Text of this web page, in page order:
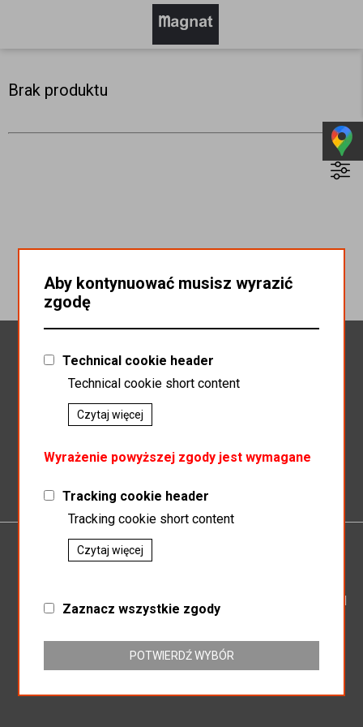
Brak produktu
SP.J SŁAWOMIR KOSZEWSKI BOGUSŁAW KOSZEWSKI
ul. Mikołowska 164
NIP: 635-16-25-438
REGON: 276803104
+32 718-63-86
Aby kontynuować musisz wyrazić
zgodę
Technical cookie header
Technical cookie short content
Czytaj więcej
Wyrażenie powyższej zgody jest wymagane
Tracking cookie header
Tracking cookie short content
Czytaj więcej
Zaznacz wszystkie zgody
POTWIERDŹ WYBÓR